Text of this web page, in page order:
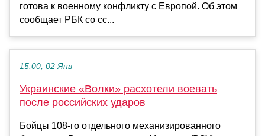
готова к военному конфликту с Европой. Об этом
сообщает РБК со сс...
15:00, 02 Янв
Украинские «Волки» расхотели воевать
после российских ударов
Бойцы 108-го отдельного механизированного